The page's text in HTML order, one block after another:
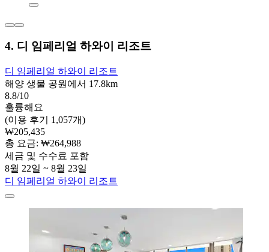
4. 디 임페리얼 하와이 리조트
디 임페리얼 하와이 리조트
해양 생물 공원에서 17.8km
8.8/10
훌륭해요
(이용 후기 1,057개)
₩205,435
총 요금: ₩264,988
세금 및 수수료 포함
8월 22일 ~ 8월 23일
디 임페리얼 하와이 리조트